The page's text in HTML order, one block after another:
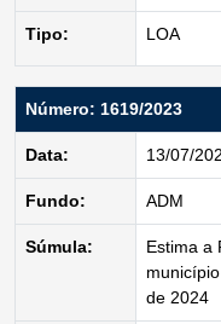
Tipo: LOA
Número: 1619/2023
Data: 13/07/
Fundo: ADM
Súmula:
Estima a
de 2024